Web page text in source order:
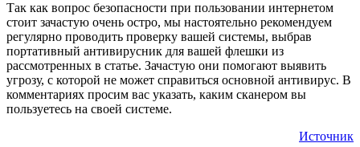
Так как вопрос безопасности при пользовании интернетом
стоит зачастую очень остро, мы настоятельно рекомендуем
регулярно проводить проверку вашей системы, выбрав
портативный антивирусник для вашей флешки из
рассмотренных в статье. Зачастую они помогают выявить
угрозу, с которой не может справиться основной антивирус. В
комментариях просим вас указать, каким сканером вы
пользуетесь на своей системе.
Источник